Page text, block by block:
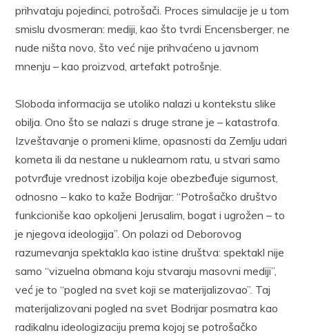
prihvataju pojedinci, potrošači. Proces simulacije je u tom
smislu dvosmeran: mediji, kao što tvrdi Encensberger, ne
nude ništa novo, što već nije prihvaćeno u javnom
mnenju – kao proizvod, artefakt potrošnje.
Sloboda informacija se utoliko nalazi u kontekstu slike
obilja. Ono što se nalazi s druge strane je – katastrofa.
Izveštavanje o promeni klime, opasnosti da Zemlju udari
kometa ili da nestane u nuklearnom ratu, u stvari samo
potvrđuje vrednost izobilja koje obezbeđuje sigurnost,
odnosno – kako to kaže Bodrijar: “Potrošačko društvo
funkcioniše kao opkoljeni Jerusalim, bogat i ugrožen – to
je njegova ideologija”. On polazi od Deborovog
razumevanja spektakla kao istine društva: spektakl nije
samo “vizuelna obmana koju stvaraju masovni mediji”,
već je to “pogled na svet koji se materijalizovao”. Taj
materijalizovani pogled na svet Bodrijar posmatra kao
radikalnu ideologizaciju prema kojoj se potrošačko